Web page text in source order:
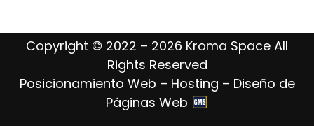
Copyright © 2022 – 2026 Kroma Space All
Rights Reserved
Posicionamiento Web – Hosting – Diseño de
Páginas Web